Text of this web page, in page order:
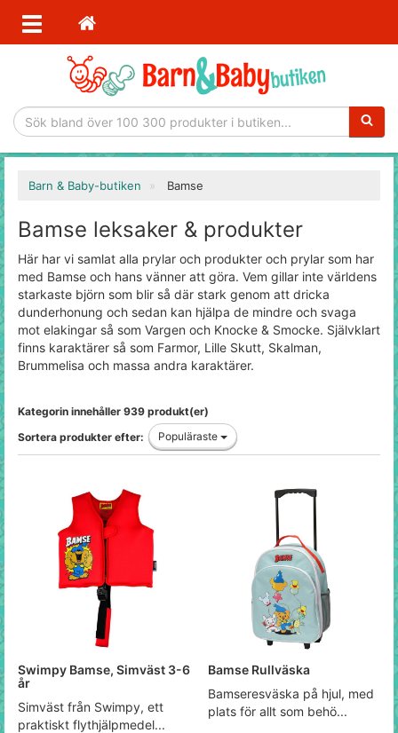
Barn & Baby-butiken Bamse
Bamse leksaker & produkter
Här har vi samlat alla prylar och produkter och prylar som har
med Bamse och hans vänner att göra. Vem gillar inte världens
starkaste björn som blir så där stark genom att dricka
dunderhonung och sedan kan hjälpa de mindre och svaga
mot elakingar så som Vargen och Knocke & Smocke. Självklart
finns karaktärer så som Farmor, Lille Skutt, Skalman,
Brummelisa och massa andra karaktärer.
Kategorin innehåller 939 produkt(er)
Sortera produkter efter:
Populäraste
Swimpy Bamse, Simväst 3-6
år
Simväst från Swimpy, ett
praktiskt flythjälpmedel...
Bamse Rullväska
Bamseresväska på hjul, med
plats för allt som behö...